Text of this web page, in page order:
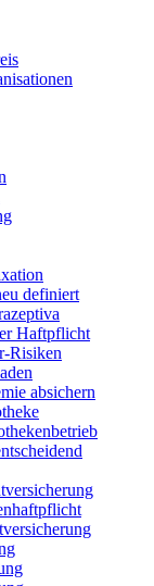
definiert
Haftpflicht
Risiken
absichern